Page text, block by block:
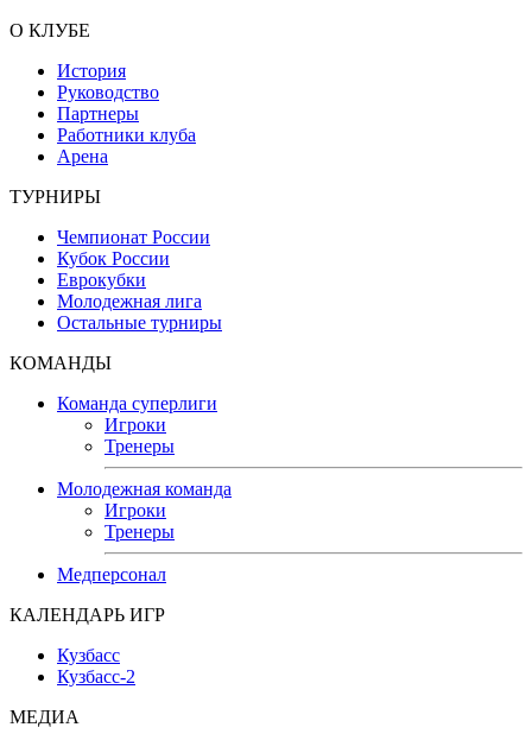
О КЛУБЕ
История
Руководство
Партнеры
Работники клуба
Арена
ТУРНИРЫ
Чемпионат России
Кубок России
Еврокубки
Молодежная лига
Остальные турниры
КОМАНДЫ
Команда суперлиги
Игроки
Тренеры
Молодежная команда
Игроки
Тренеры
Медперсонал
КАЛЕНДАРЬ ИГР
Кузбасс
Кузбасс-2
МЕДИА